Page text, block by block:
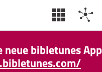
neue bibletunes